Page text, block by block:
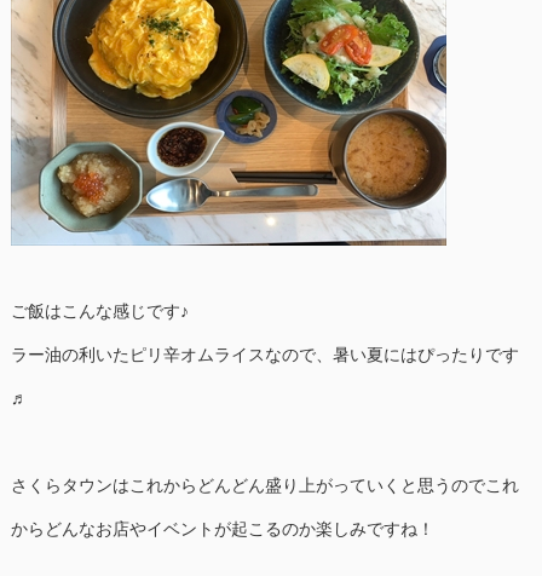
ご飯はこんな感じです♪
ラー油の利いたピリ辛オムライスなので、暑い夏にはぴったりです
♬
さくらタウンはこれからどんどん盛り上がっていくと思うのでこれ
からどんなお店やイベントが起こるのか楽しみですね！